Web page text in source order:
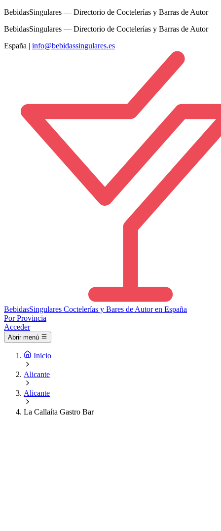
BebidasSingulares — Directorio de Coctelerías y Barras de Autor
BebidasSingulares — Directorio de Coctelerías y Barras de Autor
España | info@bebidassingulares.es
BebidasSingulares Coctelerías y Bares de Autor en España
Por Provincia
Acceder
Abrir menú
Inicio
Alicante
Alicante
La Callaíta Gastro Bar